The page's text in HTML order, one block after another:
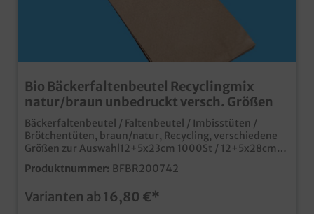
Bio Bäckerfaltenbeutel Recyclingmix
natur/braun unbedruckt versch. Größen
Bäckerfaltenbeutel / Faltenbeutel / Imbisstüten /
Brötchentüten, braun/natur, Recycling, verschiedene
Größen zur Auswahl12+5x23cm 1000St / 12+5x28cm
1000St / 14+6x28cm 1000St / 14+6x32cm 1000St /
16+6x36cm 1000St / 20+7x42cm 500Stpraktischer
Recyclingmix, selbstverständlich
Produktnummer: BFBR200742
Varianten ab 16,80 €*